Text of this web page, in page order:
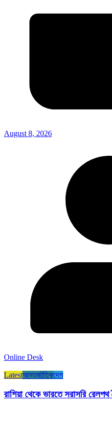
August 8, 2026
Online Desk
Latestআন্তর্জাতিকদেশ
রাশিয়া থেকে ভারতে সরাসরি